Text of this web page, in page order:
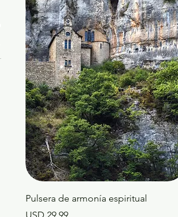
Pulsera de armonía espiritual
Precio